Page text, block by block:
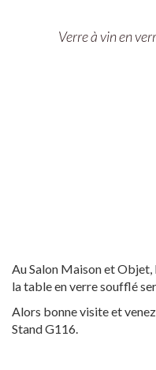
Verre à vin en
Au Salon Maison et Objet,
la table en verre soufflé
Alors bonne visite et
Stand G116.